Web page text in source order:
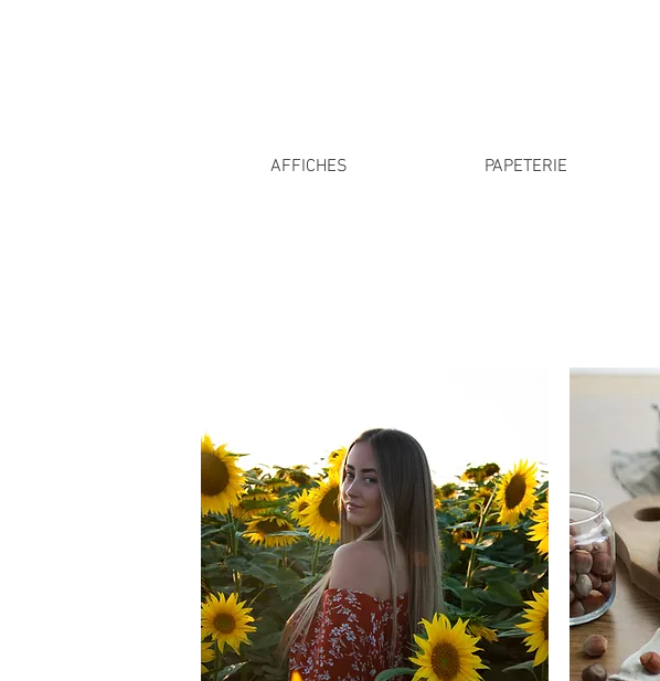
AFFICHES PAPETERIE